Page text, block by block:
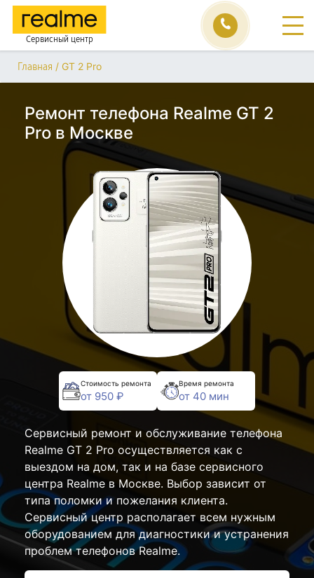
Сервисный центр
Главная / GT 2 Pro
Ремонт телефона Realme GT 2
Pro в Москве
Стоимость ремонта
от 950 ₽
Время ремонта
от 40 мин
Сервисный ремонт и обслуживание телефона
Realme GT 2 Pro осуществляется как с
выездом на дом, так и на базе сервисного
центра Realme в Москве. Выбор зависит от
типа поломки и пожелания клиента.
Сервисный центр располагает всем нужным
оборудованием для диагностики и устранения
проблем телефонов Realme.